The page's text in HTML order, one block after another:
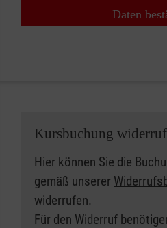
Daten
Kursbuchung
Hier können Sie die
gemäß unserer
widerrufen.
Für den Widerruf